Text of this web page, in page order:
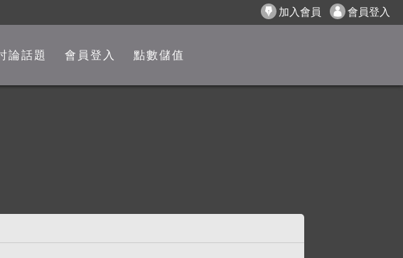
加入會員 會員登入
論話題 會員登入 點數儲值